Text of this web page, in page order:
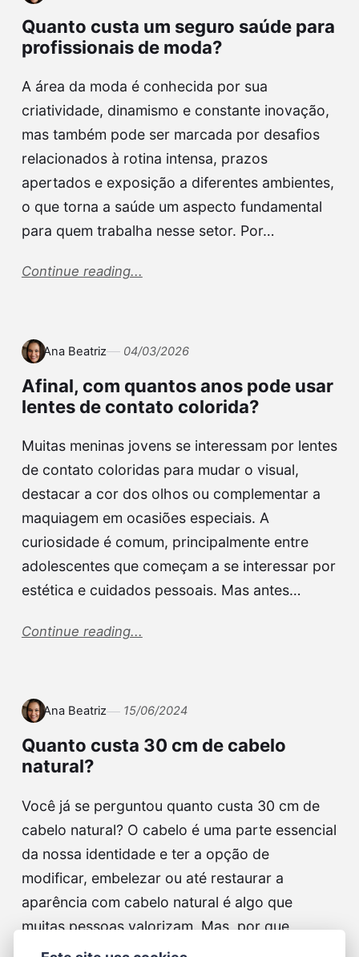
Quanto custa um seguro saúde para
profissionais de moda?
A área da moda é conhecida por sua
criatividade, dinamismo e constante inovação,
mas também pode ser marcada por desafios
relacionados à rotina intensa, prazos
apertados e exposição a diferentes ambientes,
o que torna a saúde um aspecto fundamental
para quem trabalha nesse setor. Por…
Continue reading...
Ana Beatriz 04/03/2026
Afinal, com quantos anos pode usar
lentes de contato colorida?
Muitas meninas jovens se interessam por lentes
de contato coloridas para mudar o visual,
destacar a cor dos olhos ou complementar a
maquiagem em ocasiões especiais. A
curiosidade é comum, principalmente entre
adolescentes que começam a se interessar por
estética e cuidados pessoais. Mas antes…
Continue reading...
Ana Beatriz 15/06/2024
Quanto custa 30 cm de cabelo
natural?
Você já se perguntou quanto custa 30 cm de
cabelo natural? O cabelo é uma parte essencial
da nossa identidade e ter a opção de
modificar, embelezar ou até restaurar a
aparência com cabelo natural é algo que
muitas pessoas valorizam. Mas, por que
medir…